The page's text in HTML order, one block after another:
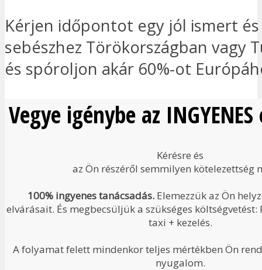
Kérjen időpontot egy jól ismert
sebészhez Törökországban vagy
és spóroljon akár 60%-ot
Vegye igénybe az
Kérésre és
az Ön részéről semmilyen kötelezettség
100% ingyenes tanácsadás. Elemezzük az Ön
elvárásait. És megbecsüljük a szükséges költségvetést:
taxi + kezelés.
A folyamat felett mindenkor teljes mértékben Ön
nyugalom.